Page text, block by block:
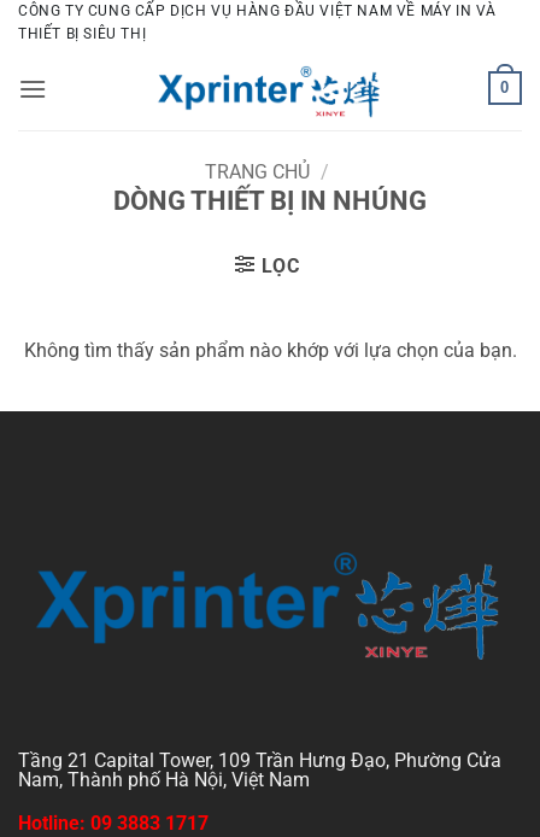
Bỏ
qua
dung
CÔNG TY CUNG CẤP DỊCH VỤ HÀNG ĐẦU VIỆT NAM VỀ MÁY IN VÀ
THIẾT BỊ SIÊU THỊ
0
TRANG CHỦ /
DÒNG THIẾT BỊ IN NHÚNG
LỌC
Không tìm thấy sản phẩm nào khớp với lựa chọn của bạn.
Tầng 21 Capital Tower, 109 Trần Hưng Đạo, Phường Cửa
Nam, Thành phố Hà Nội, Việt Nam
Hotline: 09 3883 1717